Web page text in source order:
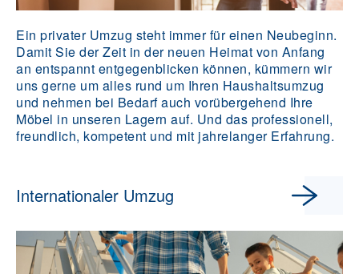
Ein privater Umzug steht immer für einen Neubeginn.
Damit Sie der Zeit in der neuen Heimat von Anfang
an entspannt entgegenblicken können, kümmern wir
uns gerne um alles rund um Ihren Haushaltsumzug
und nehmen bei Bedarf auch vorübergehend Ihre
Möbel in unseren Lagern auf. Und das professionell,
freundlich, kompetent und mit jahrelanger Erfahrung.
Internationaler Umzug